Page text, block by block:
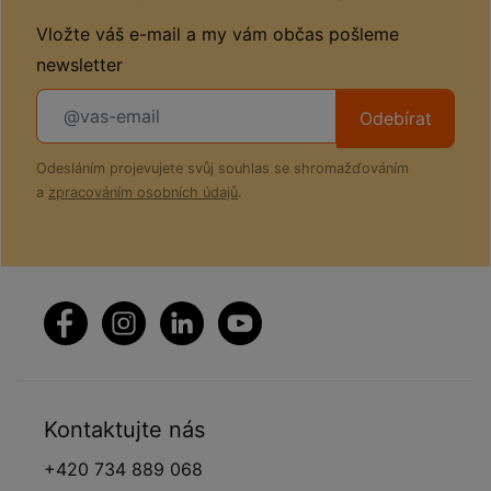
Vložte váš e-mail a my vám občas pošleme
newsletter
Odebírat
Odesláním projevujete svůj souhlas se shromažďováním
a zpracováním osobních údajů.
Kontaktujte nás
+420 734 889 068